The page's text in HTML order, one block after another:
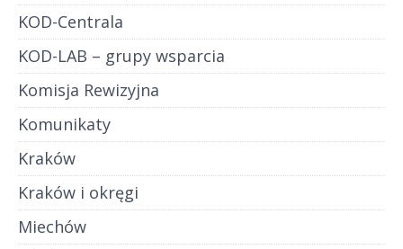
KOD-Centrala
KOD-LAB – grupy wsparcia
Komisja Rewizyjna
Komunikaty
Kraków
Kraków i okręgi
Miechów